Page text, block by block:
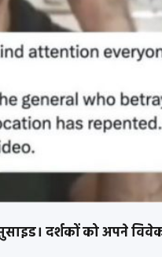
सुसाइड। दर्शकों को अपने